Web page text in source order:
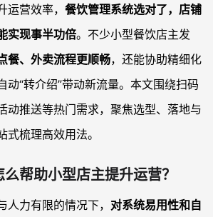
选和召回沉默客户？
营效率， 餐饮管理系统选对了，店铺
实现事半功倍。不少小型餐饮店主发
餐、外卖流程更顺畅，还能协助精细化
动“转介绍”带动新流量。本文围绕扫码
动推送等热门需求，聚焦选型、落地与
式梳理高效用法。
帮助小型店主提升运营？
力有限的情况下， 对系统易用性和自